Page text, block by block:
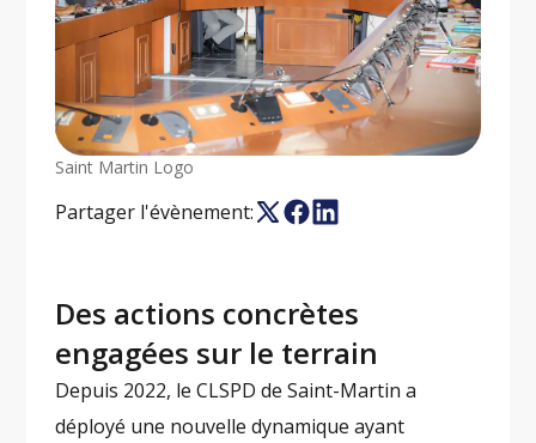
Saint Martin Logo
Partager l'évènement:
Des actions concrètes
engagées sur le terrain
Depuis 2022, le CLSPD de Saint-Martin a
déployé une nouvelle dynamique ayant